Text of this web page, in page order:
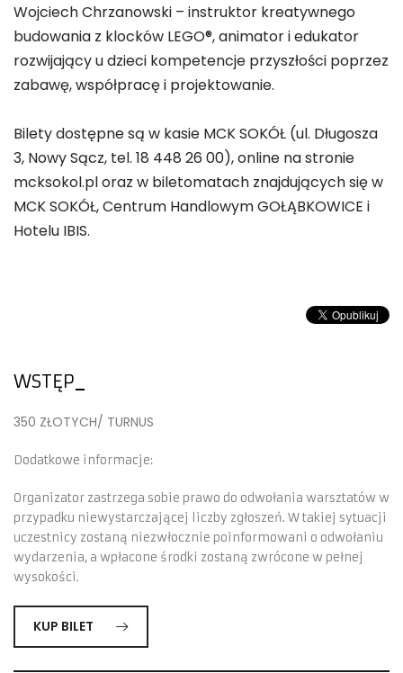
Wojciech Chrzanowski – instruktor kreatywnego
budowania z klocków LEGO®, animator i edukator
rozwijający u dzieci kompetencje przyszłości poprzez
zabawę, współpracę i projektowanie.
Bilety dostępne są w kasie MCK SOKÓŁ (ul. Długosza
3, Nowy Sącz, tel. 18 448 26 00), online na stronie
mcksokol.pl oraz w biletomatach znajdujących się w
MCK SOKÓŁ, Centrum Handlowym GOŁĄBKOWICE i
Hotelu IBIS.
WSTĘP
350 ZŁOTYCH/ TURNUS
Dodatkowe informacje:
Organizator zastrzega sobie prawo do odwołania warsztatów w
przypadku niewystarczającej liczby zgłoszeń. W takiej sytuacji
uczestnicy zostaną niezwłocznie poinformowani o odwołaniu
wydarzenia, a wpłacone środki zostaną zwrócone w pełnej
wysokości.
KUP BILET